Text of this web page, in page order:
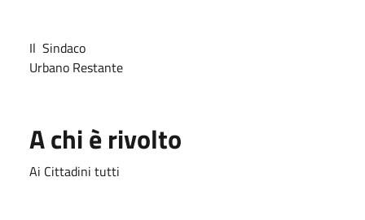
Il Sindaco
Urbano Restante
A chi è rivolto
Ai Cittadini tutti